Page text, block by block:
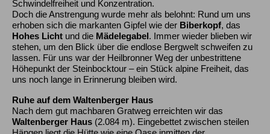
Schwindelfreiheit und Konzentration.
Doch die Anstrengung wurde mehr als belohnt: Rund um uns
erhoben sich die markanten Gipfel wie der Biberkopf, das
Hohes Licht und die Mädelegabel. Immer wieder blieben wir
stehen, um den Blick über die endlose Bergwelt schweifen zu
lassen. Für uns war der Heilbronner Weg der unbestrittene
Höhepunkt der Steinbocktour – ein Stück alpine Freiheit, das
uns noch lange in Erinnerung bleiben wird.
Ruhe auf dem Waltenberger Haus
Nach dem gut machbaren Gratweg erreichten wir das
Waltenberger Haus (2.084 m). Eingebettet zwischen steilen